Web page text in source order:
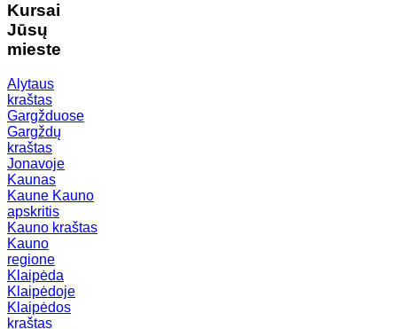
Kursai
Jūsų
mieste
Alytaus
kraštas
Gargžduose
Gargždų
kraštas
Jonavoje
Kaunas
Kaune Kauno
apskritis
Kauno kraštas
Kauno
regione
Klaipėda
Klaipėdoje
Klaipėdos
kraštas